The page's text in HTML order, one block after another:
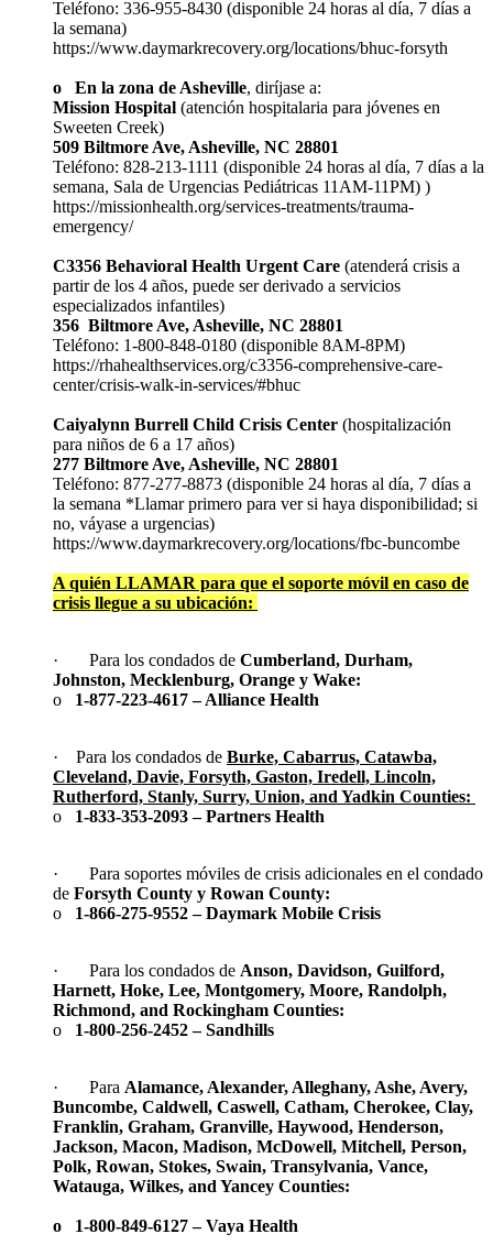
Teléfono: 336-955-8430 (disponible 24 horas al día, 7 días a
la semana)
https://www.daymarkrecovery.org/locations/bhuc-forsyth
o En la zona de Asheville, diríjase a:
Mission Hospital (atención hospitalaria para jóvenes en
Sweeten Creek)
509 Biltmore Ave, Asheville, NC 28801
Teléfono: 828-213-1111 (disponible 24 horas al día, 7 días a la
semana, Sala de Urgencias Pediátricas 11AM-11PM) )
https://missionhealth.org/services-treatments/trauma-
emergency/
C3356 Behavioral Health Urgent Care (atenderá crisis a
partir de los 4 años, puede ser derivado a servicios
especializados infantiles)
356 Biltmore Ave, Asheville, NC 28801
Teléfono: 1-800-848-0180 (disponible 8AM-8PM)
https://rhahealthservices.org/c3356-comprehensive-care-
center/crisis-walk-in-services/#bhuc
Caiyalynn Burrell Child Crisis Center (hospitalización
para niños de 6 a 17 años)
277 Biltmore Ave, Asheville, NC 28801
Teléfono: 877-277-8873 (disponible 24 horas al día, 7 días a
la semana *Llamar primero para ver si haya disponibilidad; si
no, váyase a urgencias)
https://www.daymarkrecovery.org/locations/fbc-buncombe
A quién LLAMAR para que el soporte móvil en caso de
crisis llegue a su ubicación:
· Para los condados de Cumberland, Durham,
Johnston, Mecklenburg, Orange y Wake:
o
1-877-223-4617 – Alliance Health
· Para los condados de Burke, Cabarrus, Catawba,
Cleveland, Davie, Forsyth, Gaston, Iredell, Lincoln,
Rutherford, Stanly, Surry, Union, and Yadkin Counties:
o 1-833-353-2093 – Partners Health
· Para soportes móviles de crisis adicionales en el condado
de Forsyth County y Rowan County:
o 1-866-275-9552 – Daymark Mobile Crisis
· Para los condados de Anson, Davidson, Guilford,
Harnett, Hoke, Lee, Montgomery, Moore, Randolph,
Richmond, and Rockingham Counties:
o
1-800-256-2452 – Sandhills
· Para Alamance, Alexander, Alleghany, Ashe, Avery,
Buncombe, Caldwell, Caswell, Catham, Cherokee, Clay,
Franklin, Graham, Granville, Haywood, Henderson,
Jackson, Macon, Madison, McDowell, Mitchell, Person,
Polk, Rowan, Stokes, Swain, Transylvania, Vance,
Watauga, Wilkes, and Yancey Counties:
o 1-800-849-6127 – Vaya Health